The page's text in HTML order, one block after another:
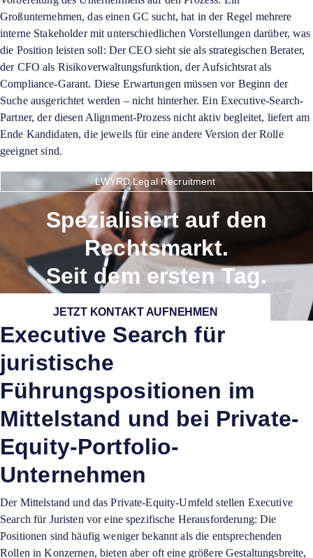
Großunternehmen, das einen GC sucht, hat in der Regel mehrere
interne Stakeholder mit unterschiedlichen Vorstellungen darüber, was
die Position leisten soll: Der CEO sieht sie als strategischen Berater,
der CFO als Risikoverwaltungsfunktion, der Aufsichtsrat als
Compliance-Garant. Diese Erwartungen müssen vor Beginn der
Suche ausgerichtet werden – nicht hinterher. Ein Executive-Search-
Partner, der diesen Alignment-Prozess nicht aktiv begleitet, liefert am
Ende Kandidaten, die jeweils für eine andere Version der Rolle
geeignet sind.
LWYRD Legal Recruitment
Spezialisiert auf den
Rechtsmarkt.
Seit dem ersten Tag.
JETZT KONTAKT AUFNEHMEN
Executive Search für
juristische
Führungspositionen im
Mittelstand und bei Private-
Equity-Portfolio-
Unternehmen
Der Mittelstand und das Private-Equity-Umfeld stellen Executive
Search für Juristen vor eine spezifische Herausforderung: Die
Positionen sind häufig weniger bekannt als die entsprechenden
Rollen in Konzernen, bieten aber oft eine größere Gestaltungsbreite,